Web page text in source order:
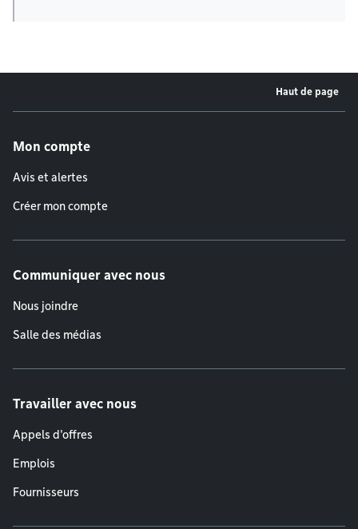
Haut de page
Mon compte
Avis et alertes
Créer mon compte
Communiquer avec nous
Nous joindre
Salle des médias
Travailler avec nous
Appels d'offres
Emplois
Fournisseurs